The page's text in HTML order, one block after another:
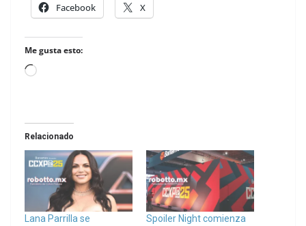
Facebook X
Me gusta esto:
Loading…
Relacionado
Lana Parrilla se
Spoiler Night comienza